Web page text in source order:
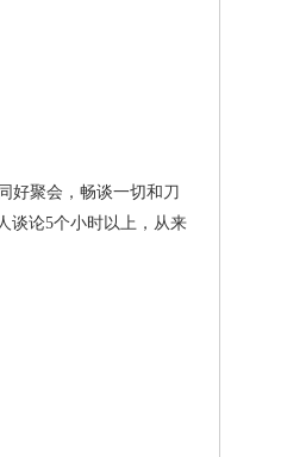
好聚会，畅谈一切和刀
谈论5个小时以上，从来